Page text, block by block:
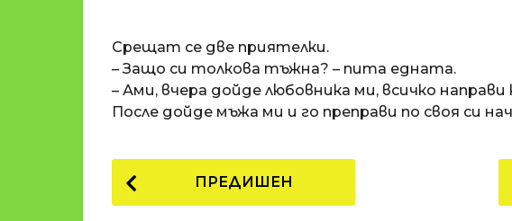
п
д
о
a
t
Срещат се две приятелки.
– Защо си толкова тъжна? – пита едната.
– Ами, вчера дойде любовника ми, всичко
После дойде мъжа ми и го преправи по своя си
P
o
ПРЕДИШЕН